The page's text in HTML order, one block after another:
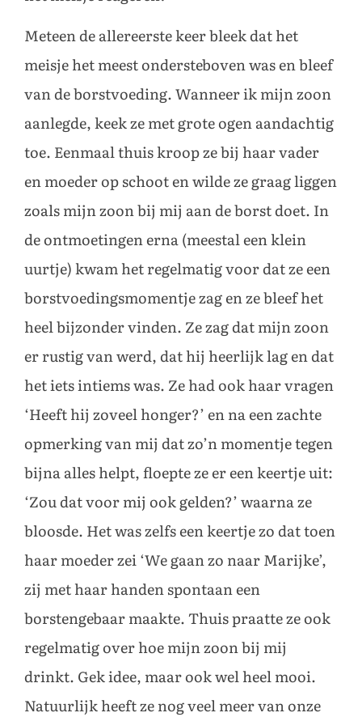
Meteen de allereerste keer bleek dat het
meisje het meest ondersteboven was en bleef
van de borstvoeding. Wanneer ik mijn zoon
aanlegde, keek ze met grote ogen aandachtig
toe. Eenmaal thuis kroop ze bij haar vader
en moeder op schoot en wilde ze graag liggen
zoals mijn zoon bij mij aan de borst doet. In
de ontmoetingen erna (meestal een klein
uurtje) kwam het regelmatig voor dat ze een
borstvoedingsmomentje zag en ze bleef het
heel bijzonder vinden. Ze zag dat mijn zoon
er rustig van werd, dat hij heerlijk lag en dat
het iets intiems was. Ze had ook haar vragen
‘Heeft hij zoveel honger?’ en na een zachte
opmerking van mij dat zo’n momentje tegen
bijna alles helpt, floepte ze er een keertje uit:
‘Zou dat voor mij ook gelden?’ waarna ze
bloosde. Het was zelfs een keertje zo dat toen
haar moeder zei ‘We gaan zo naar Marijke’,
zij met haar handen spontaan een
borstengebaar maakte. Thuis praatte ze ook
regelmatig over hoe mijn zoon bij mij
drinkt. Gek idee, maar ook wel heel mooi.
Natuurlijk heeft ze nog veel meer van onze